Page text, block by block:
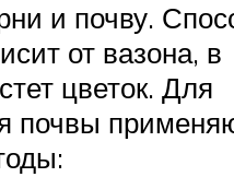
и почву.
от вазона, в
цветок. Для
почвы